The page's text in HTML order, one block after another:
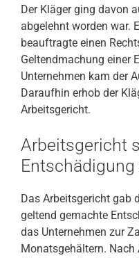
Der Kläger ging davon
abgelehnt worden war.
beauftragte einen
Geltendmachung einer
Unternehmen kam der
Daraufhin erhob der
Arbeitsgericht.
Arbeitsgericht
Entschädigung
Das Arbeitsgericht gab
geltend gemachte
das Unternehmen zur
Monatsgehältern.